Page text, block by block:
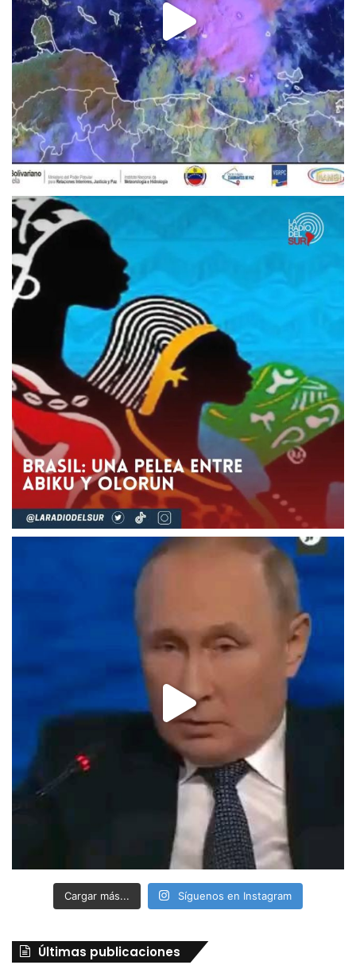
Cargar más... Síguenos en Instagram
Últimas publicaciones